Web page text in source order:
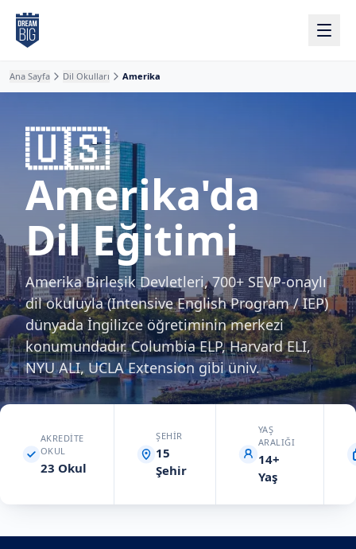
Ana içeriğe atla
Ana Sayfa Dil Okulları Amerika
🇺🇸
Amerika'da
Dil Eğitimi
Amerika Birleşik Devletleri, 700+ SEVP-onaylı
dil okuluyla (Intensive English Program / IEP)
dünyada İngilizce öğretiminin merkezi
konumundadır. Columbia ELP, Harvard ELI,
NYU ALI, UCLA Extension gibi üniv.
AKREDITE
OKUL
23 Okul
ŞEHIR
15
Şehir
YAŞ
ARALIĞI
14+
Yaş